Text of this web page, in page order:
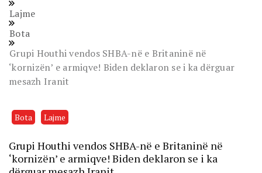
Lajme
Bota
Grupi Houthi vendos SHBA-në e Britaninë në
‘kornizën’ e armiqve! Biden deklaron se i ka dërguar
mesazh Iranit
Bota Lajme
Grupi Houthi vendos SHBA-në e Britaninë në
‘kornizën’ e armiqve! Biden deklaron se i ka